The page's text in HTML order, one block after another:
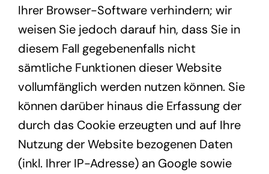
Ihrer Browser-Software verhindern; wir
weisen Sie jedoch darauf hin, dass Sie in
diesem Fall gegebenenfalls nicht
sämtliche Funktionen dieser Website
vollumfänglich werden nutzen können. Sie
können darüber hinaus die Erfassung der
durch das Cookie erzeugten und auf Ihre
Nutzung der Website bezogenen Daten
(inkl. Ihrer IP-Adresse) an Google sowie